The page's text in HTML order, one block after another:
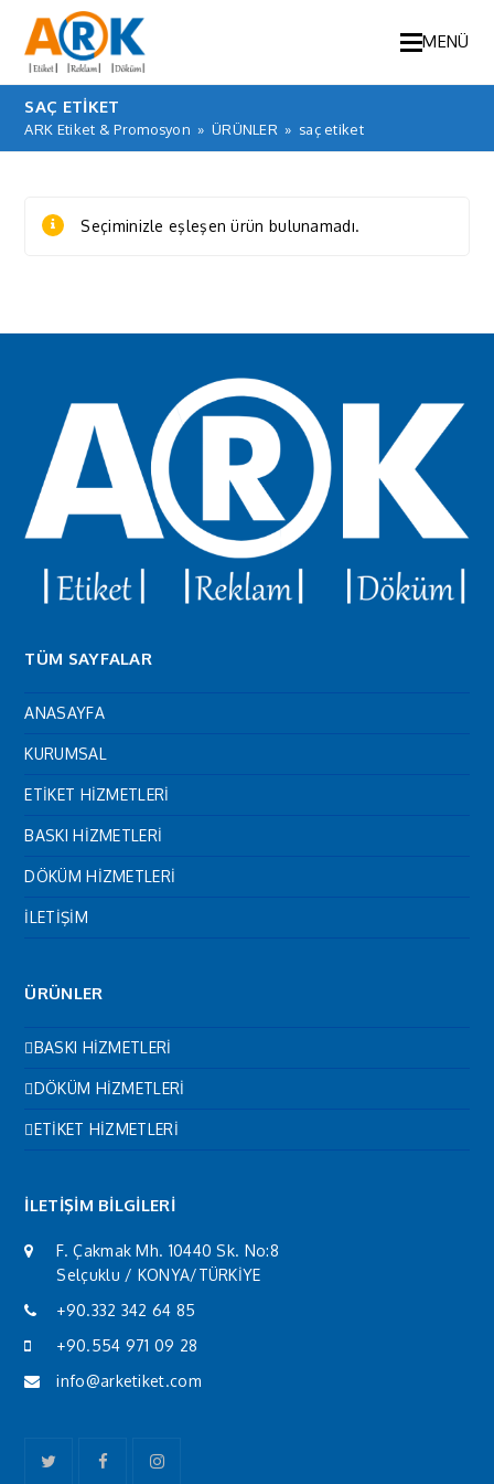
MENÜ
SAÇ ETIKET
ARK Etiket & Promosyon » ÜRÜNLER » saç etiket
Seçiminizle eşleşen ürün bulunamadı.
TÜM SAYFALAR
ANASAYFA
KURUMSAL
ETİKET HİZMETLERİ
BASKI HİZMETLERİ
DÖKÜM HİZMETLERİ
İLETİŞİM
ÜRÜNLER
BASKI HİZMETLERİ
DÖKÜM HİZMETLERİ
ETİKET HİZMETLERİ
İLETİŞİM BİLGİLERİ
F. Çakmak Mh. 10440 Sk. No:8
Selçuklu / KONYA/TÜRKİYE
+90.332 342 64 85
+90.554 971 09 28
info@arketiket.com
TwitterFacebookInstagram